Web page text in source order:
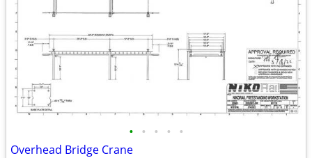
• • • • •
Overhead Bridge Crane